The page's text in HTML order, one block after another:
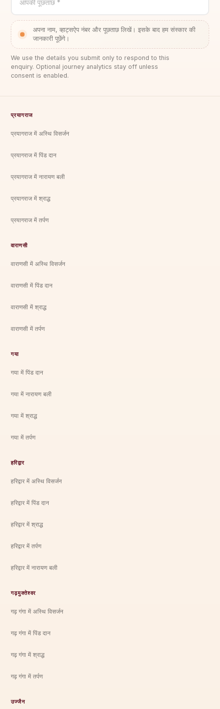
आपकी पूछताछ *
अपना नाम, व्हाट्सऐप नंबर और पूछताछ लिखें। इसके बाद हम संस्कार की
जानकारी पूछेंगे।
We use the details you submit only to respond to this
enquiry. Optional journey analytics stay off unless
consent is enabled.
प्रयागराज
प्रयागराज में अस्थि विसर्जन
प्रयागराज में पिंड दान
प्रयागराज में नारायण बली
प्रयागराज में श्राद्ध
प्रयागराज में तर्पण
वाराणसी
वाराणसी में अस्थि विसर्जन
वाराणसी में पिंड दान
वाराणसी में श्राद्ध
वाराणसी में तर्पण
गया
गया में पिंड दान
गया में नारायण बली
गया में श्राद्ध
गया में तर्पण
हरिद्वार
हरिद्वार में अस्थि विसर्जन
हरिद्वार में पिंड दान
हरिद्वार में श्राद्ध
हरिद्वार में तर्पण
हरिद्वार में नारायण बली
गढ़मुक्तेश्वर
गढ़ गंगा में अस्थि विसर्जन
गढ़ गंगा में पिंड दान
गढ़ गंगा में श्राद्ध
गढ़ गंगा में तर्पण
उज्जैन